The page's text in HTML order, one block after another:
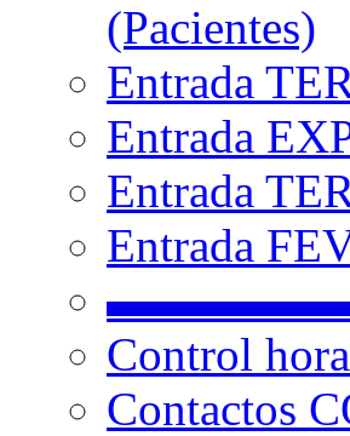
(Pacientes)
Entrada
Entrada
Entrada
Entrada
Control
Contactos